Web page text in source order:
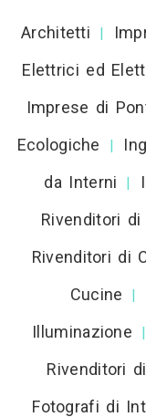
Architetti |
Elettrici ed
Imprese di
Ecologiche
|
da Interni
|
Rivenditori
Rivenditori di
Cucine
|
Illuminazione
|
Rivenditori
Fotografi di